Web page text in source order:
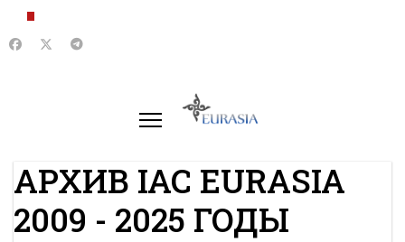
АРХИВ IAC EURASIA
2009 - 2025 ГОДЫ